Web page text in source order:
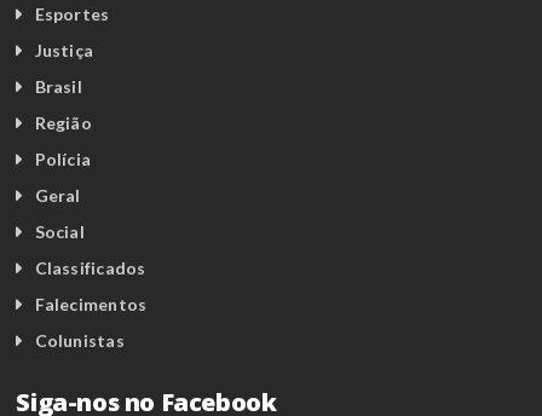
Esportes
Justiça
Brasil
Região
Polícia
Geral
Social
Classificados
Falecimentos
Colunistas
Siga-nos no Facebook